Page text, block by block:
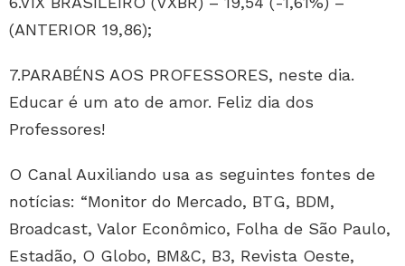
(ANTERIOR 19,86);
7.PARABÉNS AOS PROFESSORES, neste dia.
Educar é um ato de amor. Feliz dia dos
Professores!
O Canal Auxiliando usa as seguintes fontes de
notícias: “Monitor do Mercado, BTG, BDM,
Broadcast, Valor Econômico, Folha de São Paulo,
Estadão, O Globo, BM&C, B3, Revista Oeste,